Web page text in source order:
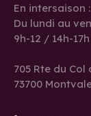
En intersaison :
Du lundi au
9h-12 / 14h-17h
705 Rte du
73700